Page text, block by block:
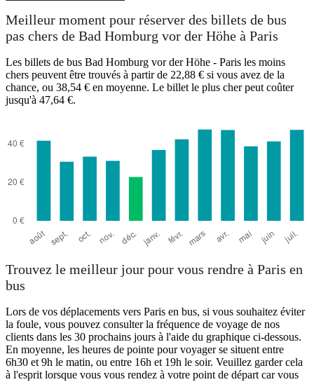
Bad Homburg
Meilleur moment pour réserver des billets de bus
pas chers de Bad Homburg vor der Höhe à Paris
Les billets de bus Bad Homburg vor der Höhe - Paris les moins
chers peuvent être trouvés à partir de 22,88 € si vous avez de la
chance, ou 38,54 € en moyenne. Le billet le plus cher peut coûter
jusqu'à 47,64 €.
Trouvez le meilleur jour pour vous rendre à Paris en
bus
Lors de vos déplacements vers Paris en bus, si vous souhaitez éviter
la foule, vous pouvez consulter la fréquence de voyage de nos
clients dans les 30 prochains jours à l'aide du graphique ci-dessous.
En moyenne, les heures de pointe pour voyager se situent entre
6h30 et 9h le matin, ou entre 16h et 19h le soir. Veuillez garder cela
à l'esprit lorsque vous vous rendez à votre point de départ car vous